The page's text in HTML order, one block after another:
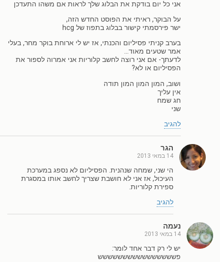
אני כל יום בודקת את הבלוג שלך לראות אם משהו התעדכן
על הבוקר, ראיתי את הפוסט החדש הזה,
ישר פירסמתי קישור בבלוג בתפוז של hcg
בערב קניתי פסיליום והכנתי, אז יש לי ארוחת בוקר מחר, בעלי
אמר שטעים מאוד…
לדעתך- אם אני רוצה לחשב קלוריות אני אמרוה לספור את
הפסיליום או לא?
ושוב, המון המון המון תודה
אין עליך
חג שמח
שני
להגיב
הגר
14 במאי 2013
הי שני, שמחה שנהנית. הפסיליום לא נספג במערכת
העיכול, אז אני לא חושבת שצריך לחשב אותו במסגרת
ספירת קלוריות.
להגיב
נעמה
14 במאי 2013
יש לי רק דבר אחד לומר:
פשששששששששששששששש